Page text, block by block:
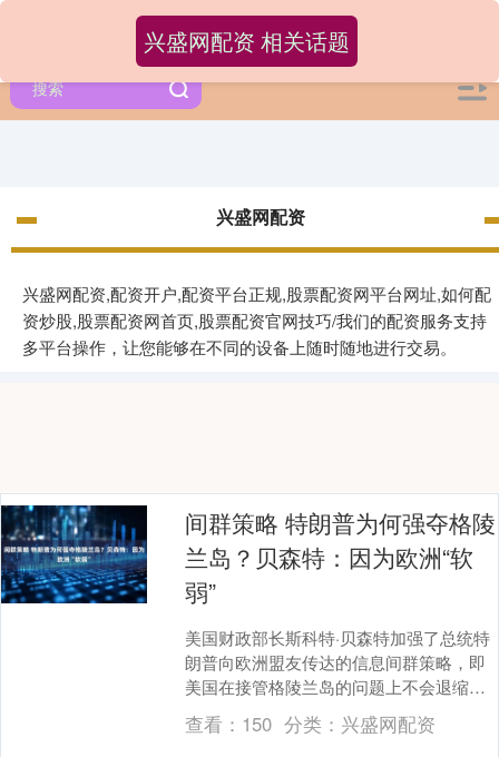
兴盛网配资
兴盛网配资,配资开户,配资平台正规,股票配资网平台网址,如何配
资炒股,股票配资网首页,股票配资官网技巧/我们的配资服务支持
多平台操作，让您能够在不同的设备上随时随地进行交易。
兴盛网配资 相关话题
间群策略 特朗普为何强夺格陵
兰岛？贝森特：因为欧洲“软
弱”
美国财政部长斯科特·贝森特加强了总统特
朗普向欧洲盟友传达的信息间群策略，即
美国在接管格陵兰岛的问题上不会退缩，
并称欧洲大陆过于软弱，无法确保其安
全。 贝森特几乎....
查看： 150 分类： 兴盛网配资